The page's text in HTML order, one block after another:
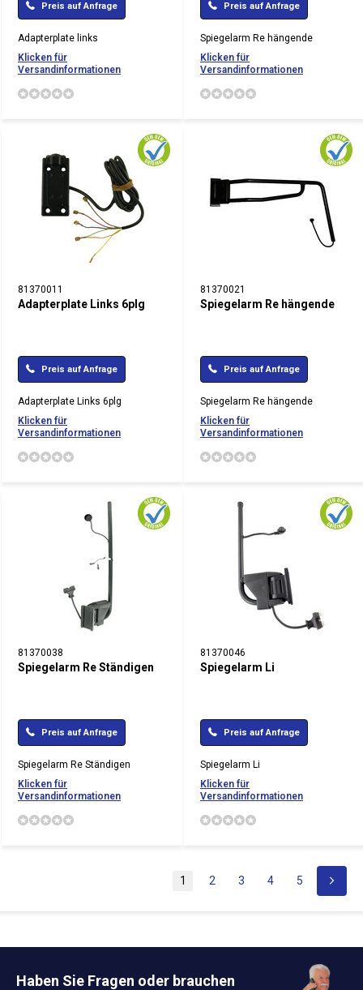
Preis auf Anfrage
Adapterplate links
Klicken für
Versandinformationen
Preis auf Anfrage
Spiegelarm Re hängende
Klicken für
Versandinformationen
81370011
Adapterplate Links 6plg
Preis auf Anfrage
Adapterplate Links 6plg
Klicken für
Versandinformationen
81370021
Spiegelarm Re hängende
Preis auf Anfrage
Spiegelarm Re hängende
Klicken für
Versandinformationen
81370038
Spiegelarm Re Ständigen
Preis auf Anfrage
Spiegelarm Re Ständigen
Klicken für
Versandinformationen
81370046
Spiegelarm Li
Preis auf Anfrage
Spiegelarm Li
Klicken für
Versandinformationen
1 2 3 4 5
Haben Sie Fragen oder brauchen